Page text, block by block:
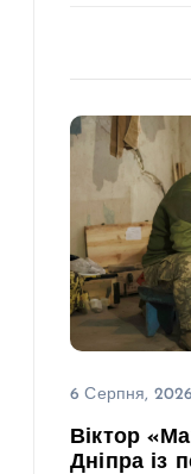
6 Серпня, 2026
Віктор
Дніпра із